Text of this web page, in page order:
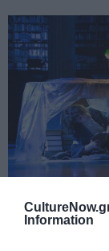
Information